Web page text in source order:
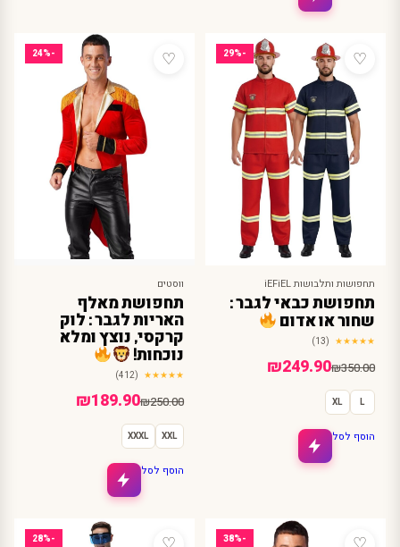
-29% ♡
תחפושות ותלבושות iEFiEL
תחפושת כבאי לגבר :
שחור או אדום
★★★★★
(13)
₪350.00
המחיר
המקורי
היה:
₪350.00.
₪249.90המחיר
הנוכחי
הוא:
₪249.90.
L
XL
הוסף לסל
-24% ♡
ווסטים
תחפושת מאלף
האריות לגבר : לוק
קרקסי, נוצץ ומלא
נוכחות!
★★★★★
(412)
₪250.00
המחיר
המקורי
היה:
₪250.00.
₪189.90המחיר
הנוכחי
הוא:
₪189.90.
XXL
XXXL
הוסף לסל
-38%
-28%